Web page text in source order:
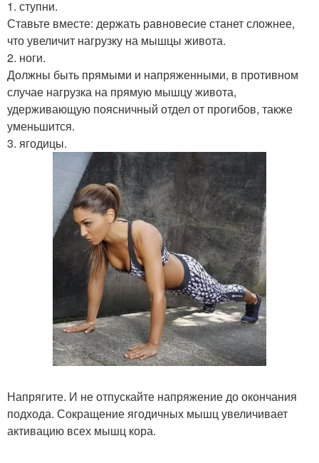
1. ступни.
Ставьте вместе: держать равновесие станет сложнее,
что увеличит нагрузку на мышцы живота.
2. ноги.
Должны быть прямыми и напряженными, в противном
случае нагрузка на прямую мышцу живота,
удерживающую поясничный отдел от прогибов, также
уменьшится.
3. ягодицы.
Напрягите. И не отпускайте напряжение до окончания
подхода. Сокращение ягодичных мышц увеличивает
активацию всех мышц кора.